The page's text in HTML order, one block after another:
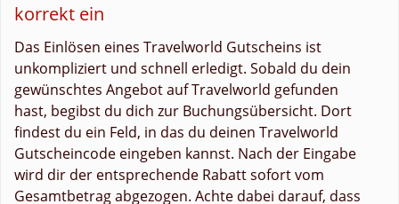
korrekt ein
Das Einlösen eines Travelworld Gutscheins ist
unkompliziert und schnell erledigt. Sobald du dein
gewünschtes Angebot auf Travelworld gefunden
hast, begibst du dich zur Buchungsübersicht. Dort
findest du ein Feld, in das du deinen Travelworld
Gutscheincode eingeben kannst. Nach der Eingabe
wird dir der entsprechende Rabatt sofort vom
Gesamtbetrag abgezogen. Achte dabei darauf, dass